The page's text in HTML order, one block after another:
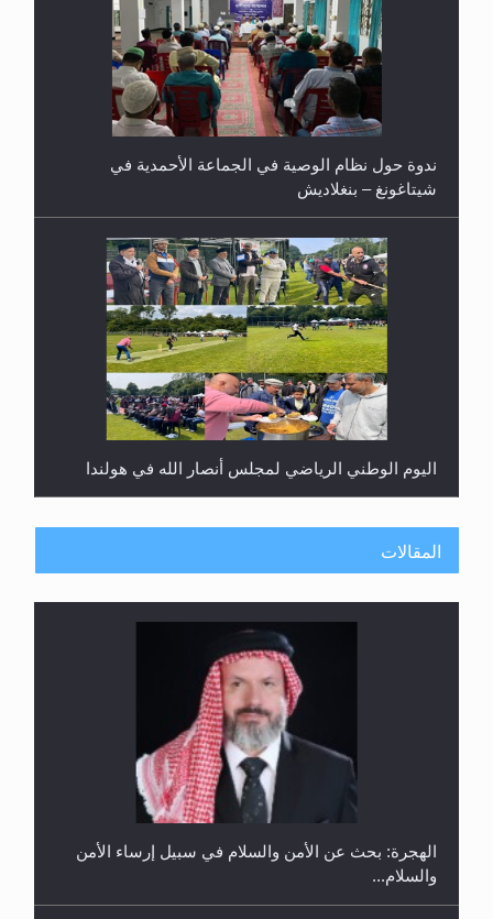
ندوة حول نظام الوصية في الجماعة الأحمدية في
شيتاغونغ – بنغلاديش
اليوم الوطني الرياضي لمجلس أنصار الله في هولندا
إتمام حفظ القرآن الكريم لثلاثة طلاب من مدرسة الحفظ
المقالات
الهجرة: بحث عن الأمن والسلام في سبيل إرساء الأمن
والسلام...